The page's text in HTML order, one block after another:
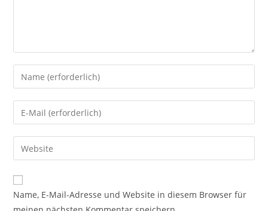
Name, E-Mail-Adresse und Website in diesem Browser für